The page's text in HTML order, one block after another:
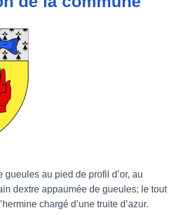
gueules au pied de profil d’or, au
dextre appaumée de gueules; le tout
chargé d’une truite d’azur.